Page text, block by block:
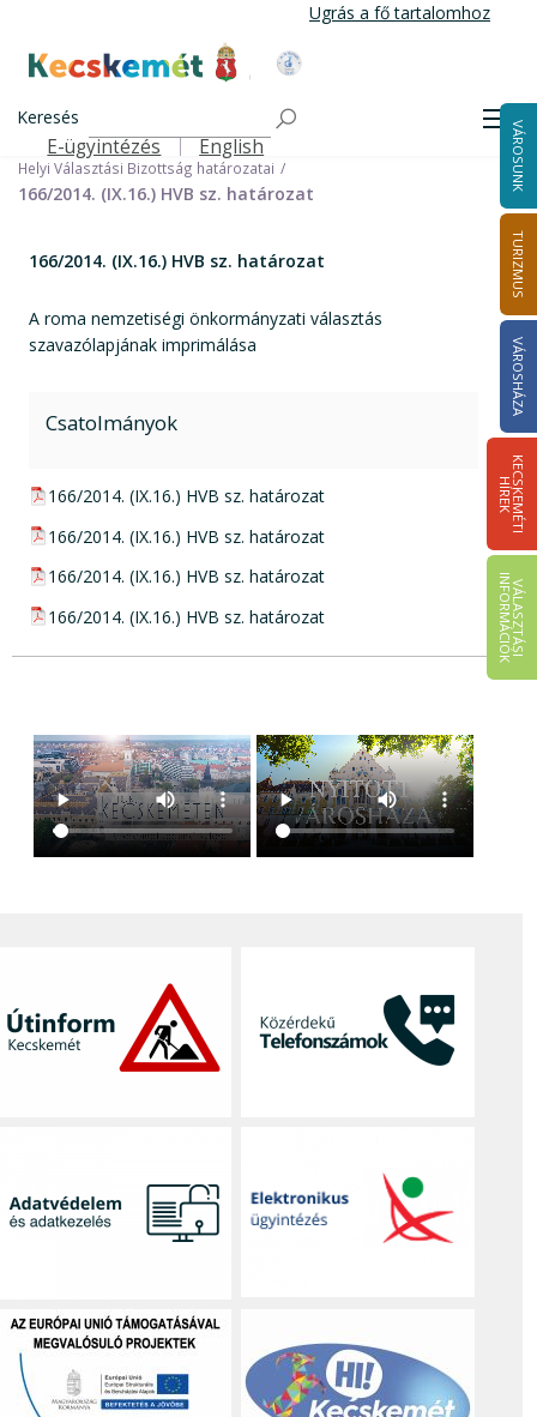
tartalomra
Ugrás a fő tartalomhoz
Kecskemét Város Honlapja
Keresés
Felső navigáció
E-ügyintézés English VÁROSUNK
TURIZMUS
VÁROSHÁZA
K
E
C
S
K
E
M
É
T
I
HÍ
R
E
K
V
Á
L
A
S
Z
T
Á
S
I
IN
F
O
R
M
Á
C
I
Ó
K
Választási információk
Helyi önkormányzati képviselők és polgármester választás 2014
Helyi Választási Bizottság ülései, határozatai
Helyi Választási Bizottság határozatai
166/2014. (IX.16.) HVB sz. határozat
166/2014. (IX.16.) HVB sz. határozat
A roma nemzetiségi önkormányzati választás
szavazólapjának imprimálása
Csatolmányok
pdf csatolmány:
166/2014. (IX.16.) HVB sz. határozat
pdf csatolmány:
166/2014. (IX.16.) HVB sz. határozat
pdf csatolmány:
166/2014. (IX.16.) HVB sz. határozat
pdf csatolmány:
166/2014. (IX.16.) HVB sz. határozat